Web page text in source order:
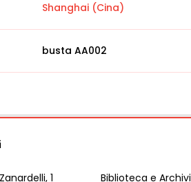
Shanghai (Cina)
busta AA002
1 Biblioteca e Archivi